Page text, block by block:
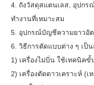
4. ถังวัสดุสแตนเลส, อุปกร
ทำงานที่เหมาะสม
5. อุปกรณ์บัญชีความยาวอั
6. วิธีการตัดแบบต่าง ๆ เป็น
1) เครื่องไม่บิ่น ใช้เทคนิคขั้
2) เครื่องตัดดาวเคราะห์ (